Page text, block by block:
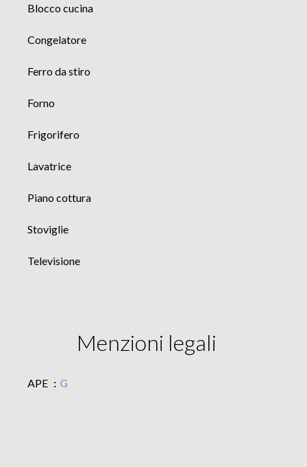
Blocco cucina
Congelatore
Ferro da stiro
Forno
Frigorifero
Lavatrice
Piano cottura
Stoviglie
Televisione
Menzioni legali
APE G